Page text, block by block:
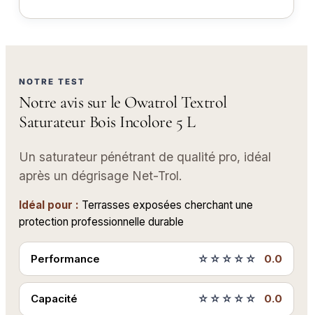
NOTRE TEST
Notre avis sur le Owatrol Textrol
Saturateur Bois Incolore 5 L
Un saturateur pénétrant de qualité pro, idéal
après un dégrisage Net-Trol.
Idéal pour : Terrasses exposées cherchant une
protection professionnelle durable
Performance ☆☆☆☆☆ 0.0
Capacité ☆☆☆☆☆ 0.0